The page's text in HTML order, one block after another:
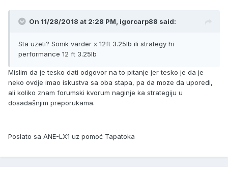
On 11/28/2018 at 2:28 PM, igorcarp88 said:
Sta uzeti? Sonik varder x 12ft 3.25lb ili strategy hi
performance 12 ft 3.25lb
Mislim da je tesko dati odgovor na to pitanje jer tesko je da je
neko ovdje imao iskustva sa oba stapa, pa da moze da uporedi,
ali koliko znam forumski kvorum naginje ka strategiju u
dosadašnjim preporukama.
Poslato sa ANE-LX1 uz pomoć Tapatoka